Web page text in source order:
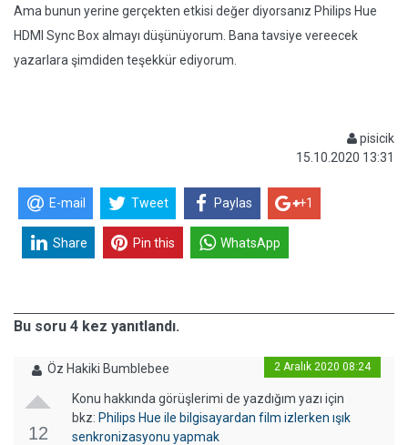
Ama bunun yerine gerçekten etkisi değer diyorsanız Philips Hue
HDMI Sync Box almayı düşünüyorum. Bana tavsiye vereecek
yazarlara şimdiden teşekkür ediyorum.
pisicik
15.10.2020 13:31
E-mail Tweet Paylas +1
Share Pin this WhatsApp
Bu soru 4 kez yanıtlandı.
Öz Hakiki Bumblebee 2 Aralık 2020 08:24
12
Konu hakkında görüşlerimi de yazdığım yazı için
bkz: Philips Hue ile bilgisayardan film izlerken ışık
senkronizasyonu yapmak